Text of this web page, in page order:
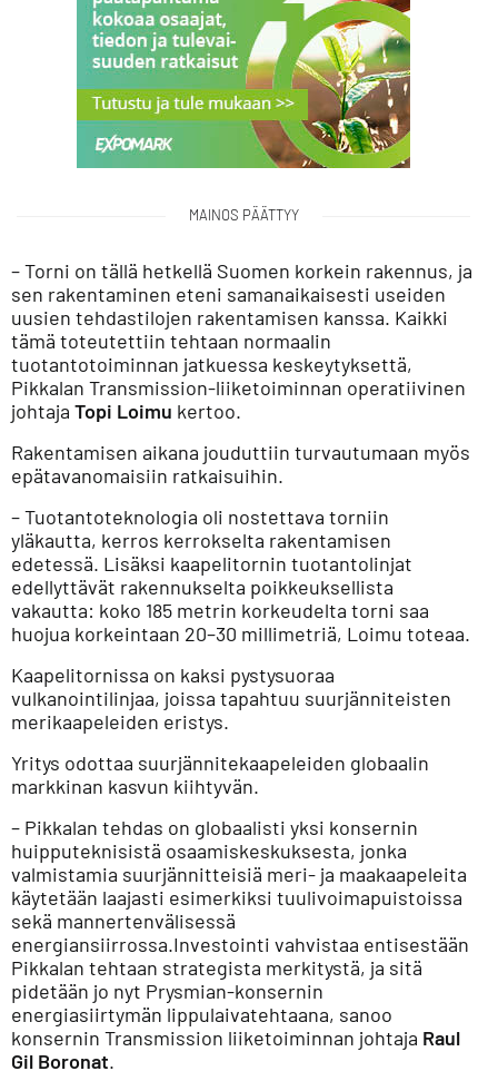
MAINOS PÄÄTTYY
– Torni on tällä hetkellä Suomen korkein rakennus, ja
sen rakentaminen eteni samanaikaisesti useiden
uusien tehdastilojen rakentamisen kanssa. Kaikki
tämä toteutettiin tehtaan normaalin
tuotantotoiminnan jatkuessa keskeytyksettä,
Pikkalan Transmission-liiketoiminnan operatiivinen
johtaja Topi Loimu kertoo.
Rakentamisen aikana jouduttiin turvautumaan myös
epätavanomaisiin ratkaisuihin.
– Tuotantoteknologia oli nostettava torniin
yläkautta, kerros kerrokselta rakentamisen
edetessä. Lisäksi kaapelitornin tuotantolinjat
edellyttävät rakennukselta poikkeuksellista
vakautta: koko 185 metrin korkeudelta torni saa
huojua korkeintaan 20–30 millimetriä, Loimu toteaa.
Kaapelitornissa on kaksi pystysuoraa
vulkanointilinjaa, joissa tapahtuu suurjänniteisten
merikaapeleiden eristys.
Yritys odottaa suurjännitekaapeleiden globaalin
markkinan kasvun kiihtyvän.
– Pikkalan tehdas on globaalisti yksi konsernin
huipputeknisistä osaamiskeskuksesta, jonka
valmistamia suurjännitteisiä meri- ja maakaapeleita
käytetään laajasti esimerkiksi tuulivoimapuistoissa
sekä mannertenvälisessä
energiansiirrossa.Investointi vahvistaa entisestään
Pikkalan tehtaan strategista merkitystä, ja sitä
pidetään jo nyt Prysmian-konsernin
energiasiirtymän lippulaivatehtaana, sanoo
konsernin Transmission liiketoiminnan johtaja Raul
Gil Boronat.